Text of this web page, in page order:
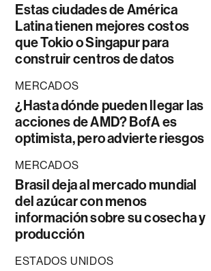
Estas ciudades de América
Latina tienen mejores costos
que Tokio o Singapur para
construir centros de datos
MERCADOS
¿Hasta dónde pueden llegar las
acciones de AMD? BofA es
optimista, pero advierte riesgos
MERCADOS
Brasil deja al mercado mundial
del azúcar con menos
información sobre su cosecha y
producción
ESTADOS UNIDOS